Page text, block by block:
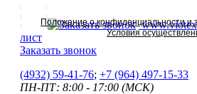
лист
Заказать звонок
(4932) 59-41-76; +7 (964) 497-15-33
ПН-ПТ: 8:00 - 17:00 (МСК)
Положение о конфиденциальности
Условия